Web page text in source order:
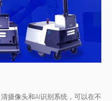
摄像头和AI识别系统，可以在不